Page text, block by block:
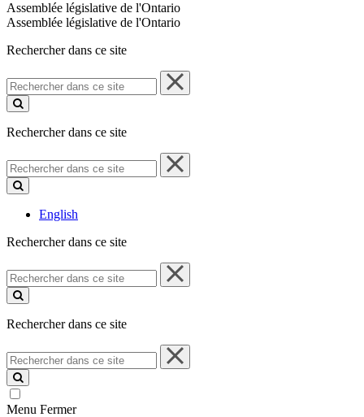
Assemblée législative de l'Ontario
Assemblée législative de l'Ontario
Rechercher dans ce site
Rechercher
dans
ce
Rechercher dans ce site
Rechercher
dans
ce
English
Rechercher dans ce site
Rechercher
dans
ce
Rechercher dans ce site
Rechercher
dans
ce
site
Menu Fermer